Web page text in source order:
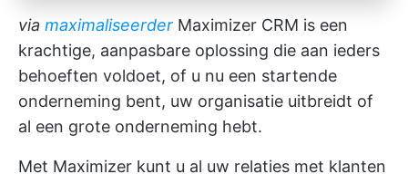
via maximaliseerder Maximizer CRM is een
krachtige, aanpasbare oplossing die aan ieders
behoeften voldoet, of u nu een startende
onderneming bent, uw organisatie uitbreidt of
al een grote onderneming hebt.
Met Maximizer kunt u al uw relaties met klanten